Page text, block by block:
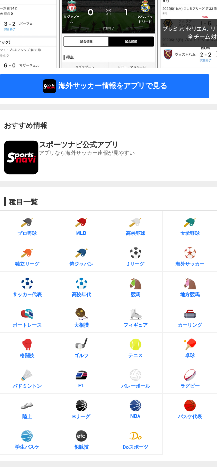
海外サッカー情報をアプリで見る
おすすめ情報
スポーツナビ公式アプリ
アプリなら海外サッカー速報が見やすい
種目一覧
プロ野球 MLB 高校野球 大学野球
独立リーグ 侍ジャパン Jリーグ 海外サッカー
サッカー代表 高校年代 競馬 地方競馬
ボートレース 大相撲 フィギュア カーリング
格闘技 ゴルフ テニス 卓球
バドミントン F1 バレーボール ラグビー
陸上 Bリーグ NBA バスケ代表
学生バスケ 他競技 Doスポーツ